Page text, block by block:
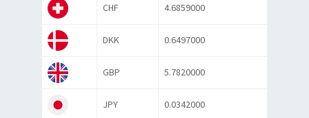
CHF 4.6859000
DKK 0.6497000
GBP 5.7820000
JPY 0.0342000